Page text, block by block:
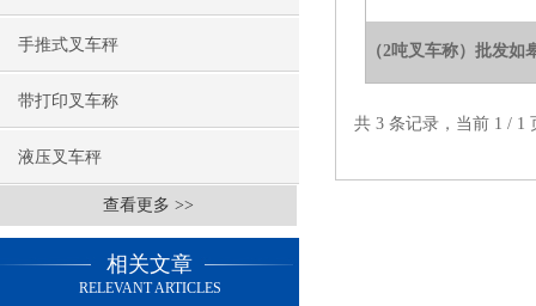
手推式叉车秤
带打印叉车称
液压叉车秤
查看更多 >>
相关文章
RELEVANT ARTICLES
共 3 条记录，当前 1 /